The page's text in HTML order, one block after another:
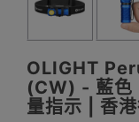
OLIGHT
(CW) - 藍色
量指示 | 香